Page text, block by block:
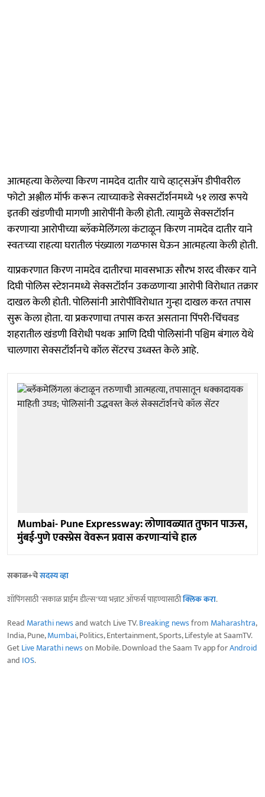
आत्महत्या केलेल्या किरण नामदेव दातीर याचे व्हाट्सअ‍ॅप डीपीवरील
फोटो अश्लील मॉर्फ करून त्याच्याकडे सेक्सटॉर्शनमध्ये ५१ लाख रूपये
इतकी खंडणीची मागणी आरोपींनी केली होती. त्यामुळे सेक्सटॉर्शन
करणाऱ्या आरोपीच्या ब्लॅकमेलिंगला कंटाळून किरण नामदेव दातीर याने
स्वतःच्या राहत्या घरातील पंख्याला गळफास घेऊन आत्महत्या केली होती.
याप्रकरणात किरण नामदेव दातीरचा मावसभाऊ सौरभ शरद वीरकर याने
दिघी पोलिस स्टेशनमध्ये सेक्सटॉर्शन उकळणाऱ्या आरोपी विरोधात तक्रार
दाखल केली होती. पोलिसांनी आरोपींविरोधात गुन्हा दाखल करत तपास
सुरू केला होता. या प्रकरणाचा तपास करत असताना पिंपरी-चिंचवड
शहरातील खंडणी विरोधी पथक आणि दिघी पोलिसांनी पश्चिम बंगाल येथे
चालणारा सेक्सटॉर्शनचे कॉल सेंटरच उध्वस्त केले आहे.
Mumbai- Pune Expressway: लोणावळ्यात तुफान पाऊस,
मुंबई-पुणे एक्स्प्रेस वेवरून प्रवास करणाऱ्यांचे हाल
सकाळ+चेसदस्य व्हा
शॉपिंगसाठी 'सकाळ प्राईम डील्स'च्या भन्नाट ऑफर्स पाहण्यासाठीक्लिक करा.
Read Marathi newsand watch Live TV.Breaking newsfrom Maharashtra,
India, Pune,Mumbai, Politics, Entertainment, Sports, Lifestyle at SaamTV.
GetLive Marathi newson Mobile. Download the Saam Tv app forAndroid
and IOS.